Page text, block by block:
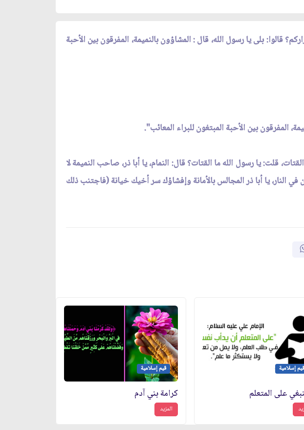
قالوا: بلى يا رسول الله، قال : المشاؤون بالنميمة، المفرقون بين الأحبة
المفرقون بين الأحبة المبتغون للبراء المعائب".
قلت: يا رسول الله ما القتات؟ قال: النمام، يا أبا ذر، صاحب النميمة لا
النار، يا أبا ذر المجالس بالأمانة وإفشاؤك سر أخيك خيانة (فاجتنب ذلك
قيم إسلامية
على المتعلم
قيم إسلامية
كرامة بني آدم
المزيد